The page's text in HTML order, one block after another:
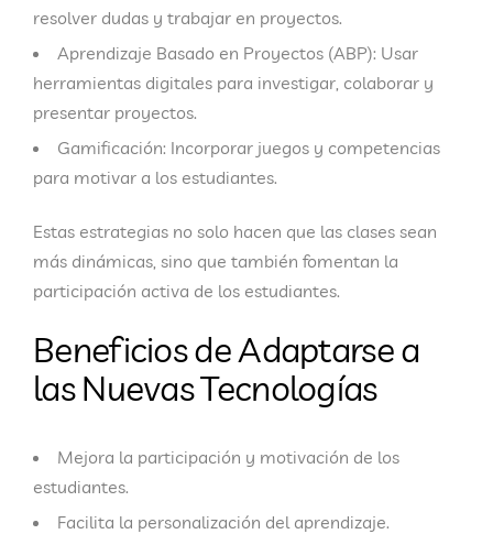
resolver dudas y trabajar en proyectos.
Aprendizaje Basado en Proyectos (ABP): Usar
herramientas digitales para investigar, colaborar y
presentar proyectos.
Gamificación: Incorporar juegos y competencias
para motivar a los estudiantes.
Estas estrategias no solo hacen que las clases sean
más dinámicas, sino que también fomentan la
participación activa de los estudiantes.
Beneficios de Adaptarse a
las Nuevas Tecnologías
Mejora la participación y motivación de los
estudiantes.
Facilita la personalización del aprendizaje.